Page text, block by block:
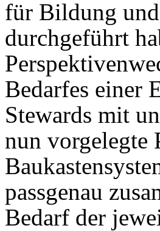
für Bildung
durchgeführt
Bedarfes einer
Stewards mit
nun vorgelegte
passgenau
Bedarf der